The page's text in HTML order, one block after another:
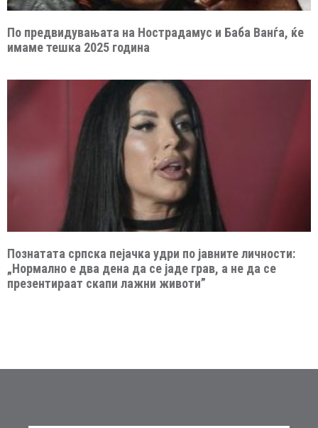
По предвидувањата на Нострадамус и Баба Ванѓа, ќе
имаме тешка 2025 година
Познатата српска пејачка удри по јавните личности:
„Нормално е два дена да се јаде грав, а не да се
презентираат скапи лажни животи”